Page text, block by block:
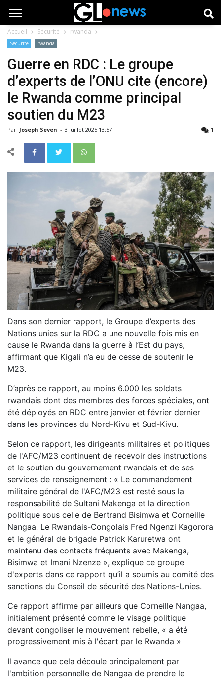
Accueil Sécurité rwanda
Sécurité rwanda
Guerre en RDC : Le groupe
d’experts de l’ONU cite (encore)
le Rwanda comme principal
soutien du M23
Par Joseph Seven - 3 juillet 2025 13:57 1
Dans son dernier rapport, le Groupe d’experts des
Nations unies sur la RDC a une nouvelle fois mis en
cause le Rwanda dans la guerre à l’Est du pays,
affirmant que Kigali n’a eu de cesse de soutenir le
M23.
D’après ce rapport, au moins 6.000 les soldats
rwandais dont des membres des forces spéciales, ont
été déployés en RDC entre janvier et février dernier
dans les provinces du Nord-Kivu et Sud-Kivu.
Selon ce rapport, les dirigeants militaires et politiques
de l'AFC/M23 continuent de recevoir des instructions
et le soutien du gouvernement rwandais et de ses
services de renseignement : « Le commandement
militaire général de l'AFC/M23 est resté sous la
responsabilité de Sultani Makenga et la direction
politique sous celle de Bertrand Bisimwa et Corneille
Nangaa. Le Rwandais-Congolais Fred Ngenzi Kagorora
et le général de brigade Patrick Karuretwa ont
maintenu des contacts fréquents avec Makenga,
Bisimwa et Imani Nzenze », explique ce groupe
d'experts dans ce rapport qu’il a soumis au comité des
sanctions du Conseil de sécurité des Nations-Unies.
Ce rapport affirme par ailleurs que Corneille Nangaa,
initialement présenté comme le visage politique
devant congoliser le mouvement rebelle, « a été
progressivement mis à l'écart par le Rwanda »
Il avance que cela découle principalement par
l'ambition personnelle de Nangaa de prendre le